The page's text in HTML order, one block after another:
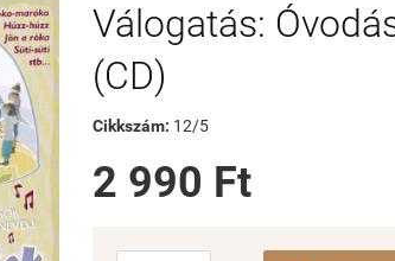
Válogatás:
(CD)
Cikkszám: 12/5
2 990 Ft